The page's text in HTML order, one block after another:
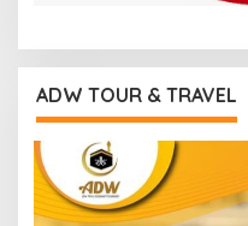
ADW TOUR & TRAVEL